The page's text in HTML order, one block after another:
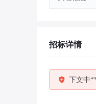
招标详情
下文中